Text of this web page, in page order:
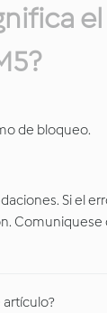
de bloqueo.
Si el
Comuniquese
artículo?